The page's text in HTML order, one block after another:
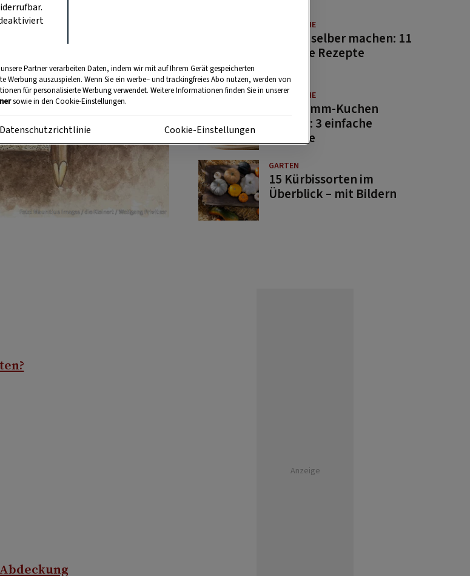
Foto: Mauritius Images / die Kleinert / Wolfgang Privitzer
GUTE KÜCHE
Saucen selber machen: 11
beliebte Rezepte
GUTE KÜCHE
Osterlamm-Kuchen
backen: 3 einfache
Rezepte
GARTEN
15 Kürbissorten im
Überblick – mit Bildern
Anzeige
Partner verarbeiten Daten, indem wir mit auf Ihrem Gerät gespeicherten
auszuspielen. Wenn Sie ein werbe– und trackingfreies Abo nutzen, werden von
für personalisierte Werbung verwendet. Weitere Informationen finden Sie in unserer
sowie in den Cookie-Einstellungen.
Datenschutzrichtlinie Cookie-Einstellungen